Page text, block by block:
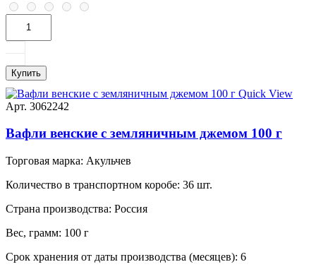
Купить
Quick View
Арт. 3062242
Вафли венские с земляничным джемом 100 г
Торговая марка: Акульчев
Количество в транспортном коробе: 36 шт.
Страна производства: Россия
Вес, грамм: 100 г
Срок хранения от даты производства (месяцев): 6